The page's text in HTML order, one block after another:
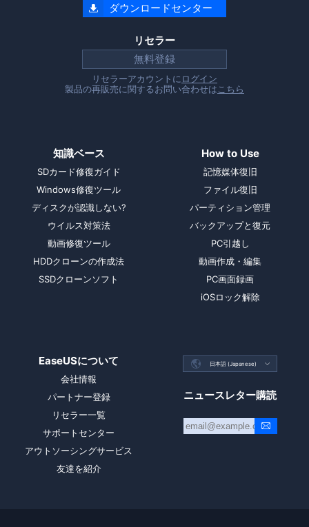
 ダウンロードセンター
リセラー
無料登録
リセラーアカウントに ログイン
製品の再販売に関するお問い合わせは こちら
知識ベース
SDカード修復ガイド
Windows修復ツール
ディスクが認識しない?
ウイルス対策法
動画修復ツール
HDDクローンの作成法
SSDクローンソフト
How to Use
記憶媒体復旧
ファイル復旧
パーティション管理
バックアップと復元
PC引越し
動画作成・編集
PC画面録画
iOSロック解除
EaseUSについて
会社情報
パートナー登録
リセラー一覧
サポートセンター
アウトソーシングサービス
友達を紹介
 日本語 (Japanese) 
ニュースレター購読